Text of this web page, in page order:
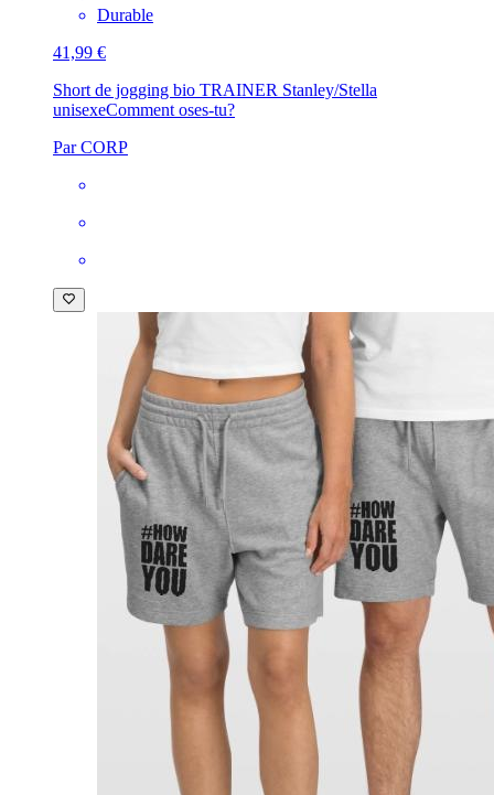
Durable
41,99 €
Short de jogging bio TRAINER Stanley/Stella
unisexeComment oses-tu?
Par CORP